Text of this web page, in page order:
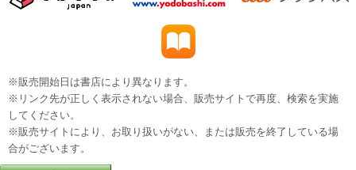
※販売開始日は書店により異なります。
※リンク先が正しく表示されない場合、販売サイトで再度、検索を実施
してください。
※販売サイトにより、お取り扱いがない、または販売を終了している場
合がございます。